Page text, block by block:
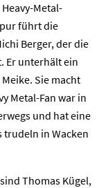
Metal-
führt die
Berger, der die
Er unterhält ein
Sie macht
Metal-Fan war in
und hat eine
trudeln in Wacken
Thomas Kügel,